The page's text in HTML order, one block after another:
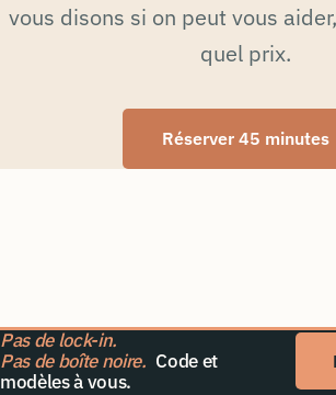
vous disons si on peut vous
quel prix.
Réserver 45 minutes
Pas de lock-in.
Pas de boîte noire. Code et
modèles à vous.